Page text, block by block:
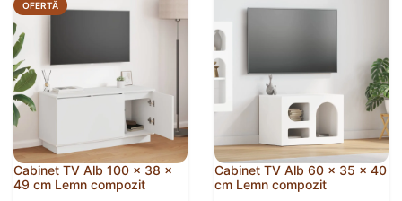
OFERTĂ
Cabinet TV Alb 100 x 38 x
49 cm Lemn compozit
Cabinet TV Alb 60 x 35 x 40
cm Lemn compozit